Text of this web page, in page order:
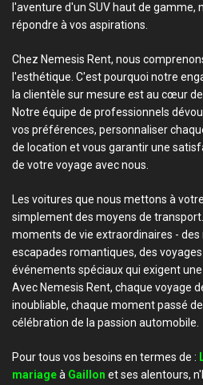
l'aventure d'un SUV haut de
répondre à vos aspirations.
Chez Nemesis Rent, nous
l'esthétique. C'est pourquoi notre
la clientèle sur mesure est au cœur
Notre équipe de professionnels
vos préférences, personnaliser
de location et vous garantir une
de votre voyage avec nous.
Les voitures que nous mettons à
simplement des moyens de
moments de vie extraordinaires -
escapades romantiques, des
événements spéciaux qui exigent
Avec Nemesis Rent, chaque voyage
inoubliable, chaque moment passé
célébration de la passion automobile.
Pour tous vos besoins en termes de :
mariageà Gaillon et ses alentours,